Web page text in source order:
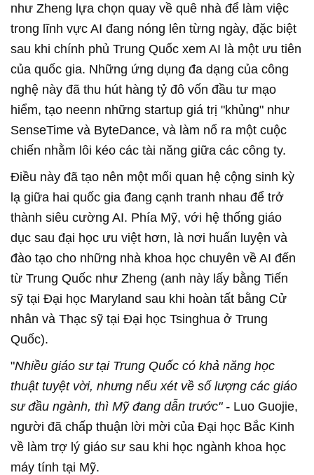
như Zheng lựa chọn quay về quê nhà để làm việc
trong lĩnh vực AI đang nóng lên từng ngày, đặc biệt
sau khi chính phủ Trung Quốc xem AI là một ưu tiên
của quốc gia. Những ứng dụng đa dạng của công
nghệ này đã thu hút hàng tỷ đô vốn đầu tư mạo
hiểm, tạo neenn những startup giá trị "khủng" như
SenseTime và ByteDance, và làm nổ ra một cuộc
chiến nhằm lôi kéo các tài năng giữa các công ty.
Điều này đã tạo nên một mối quan hệ cộng sinh kỳ
lạ giữa hai quốc gia đang cạnh tranh nhau để trở
thành siêu cường AI. Phía Mỹ, với hệ thống giáo
dục sau đại học ưu việt hơn, là nơi huấn luyện và
đào tạo cho những nhà khoa học chuyên về AI đến
từ Trung Quốc như Zheng (anh này lấy bằng Tiến
sỹ tại Đại học Maryland sau khi hoàn tất bằng Cử
nhân và Thạc sỹ tại Đại học Tsinghua ở Trung
Quốc).
"Nhiều giáo sư tại Trung Quốc có khả năng học
thuật tuyệt vời, nhưng nếu xét về số lượng các giáo
sư đầu ngành, thì Mỹ đang dẫn trước" - Luo Guojie,
người đã chấp thuận lời mời của Đại học Bắc Kinh
về làm trợ lý giáo sư sau khi học ngành khoa học
máy tính tại Mỹ.